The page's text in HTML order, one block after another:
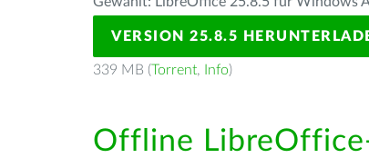
VERSION 25.8.5
339 MB (Torrent, Info)
Offline